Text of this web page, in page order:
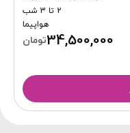
2 تا 3 شب
هواپیما
34,500,000تومان